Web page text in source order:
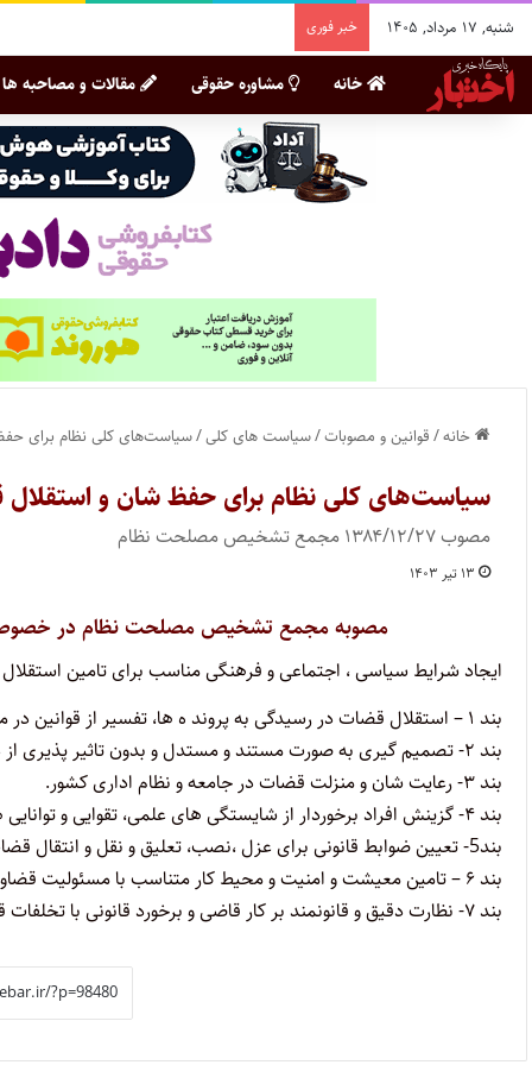
شنبه, ۱۷ مرداد, ۱۴۰۵ خبر فوری
خانه مشاوره حقوقی مقالات و مصاحبه ها
خانه/قوانین و مصوبات/سیاست های کلی/سیاست‌های کلی نظام برای
سیاست‌های کلی نظام برای حفظ شان و
مصوب ۱۳۸۴/۱۲/۲۷ مجمع تشخیص مصلحت نظام
۱۳ تیر ۱۴۰۳
مصوبه مجمع تشخیص مصلحت نظام در
ایجاد شرایط سیاسی ، اجتماعی و فرهنگی مناسب برای تامین استقلال
بند ۱ – استقلال قضات در رسیدگی به پروند ه ها، تفسیر از قوانین در مقام تشخیص حق، اتخاذ تصمیم و انشاء رای.
بند ۲- تصمیم گیری به صورت مستند و مستدل و بدون تاثیر پذیری از دخالت دیگران.
بند ۳- رعایت شان و منزلت قضات در جامعه و نظام اداری کشور.
بند ۴- گزینش افراد برخوردار از شایستگی های علمی، تقوایی و توانایی های لازم برای امر قضا.
بند5- تعیین ضوابط قانونی برای عزل ،نصب، تعلیق و نقل و انتقال قضات.
بند ۶ – تامین معیشت و امنیت و محیط کار متناسب با مسئولیت قضاوت.
بند ۷- نظارت دقیق و قانونمند بر کار قاضی و برخورد قانونی با تخلفات قضایی.